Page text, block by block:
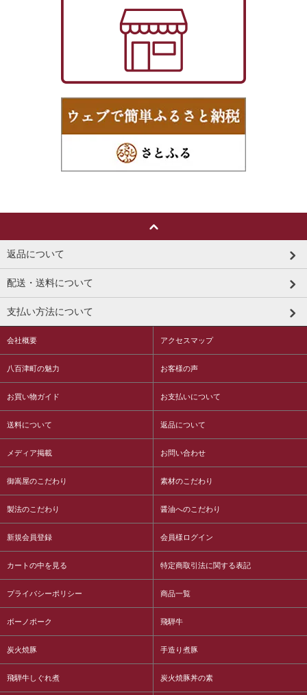
返品について
配送・送料について
支払い方法について
会社概要 アクセスマップ
八百津町の魅力 お客様の声
お買い物ガイド お支払いについて
送料について 返品について
メディア掲載 お問い合わせ
御嵩屋のこだわり 素材のこだわり
製法のこだわり 醤油へのこだわり
新規会員登録 会員様ログイン
カートの中を見る 特定商取引法に関する表記
プライバシーポリシー 商品一覧
ボーノポーク 飛騨牛
炭火焼豚 手造り煮豚
飛騨牛しぐれ煮 炭火焼豚丼の素